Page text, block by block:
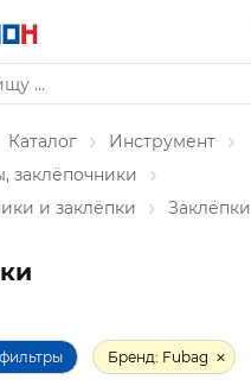
Каталог
Инструмент
заклёпочники
и заклёпки
Заклёпки
Бренд: Fubag